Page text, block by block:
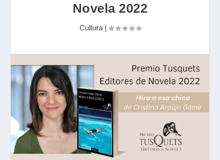
Novela 2022
Cultura|